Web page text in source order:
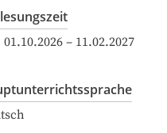
01.10.2026 – 11.02.2027